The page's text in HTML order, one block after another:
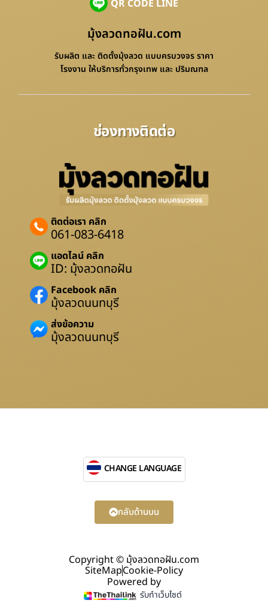
QR CODE LINE
มุ้งลวดทอฝัน.com
รับผลิต และ ติดตั้งมุ้งลวด แบบครบวงจร ราคา
โรงงาน ให้บริการทั่วกรุงเทพ และ ปริมณฑล
ช่องทางติดต่อ
ติดต่อเรา คลิก
061-083-6418
แอดไลน์ คลิก
ID: มุ้งลวดทอฝัน
Facebook คลิก
มุ้งลวดนนทบุรี
ส่งข้อความ
มุ้งลวดนนทบุรี
Copyright © มุ้งลวดทอฝัน.com
SiteMapCookie-Policy
Powered by
รับทำเว็บไซต์
CHANGE LANGUAGE
กลับด้านบน